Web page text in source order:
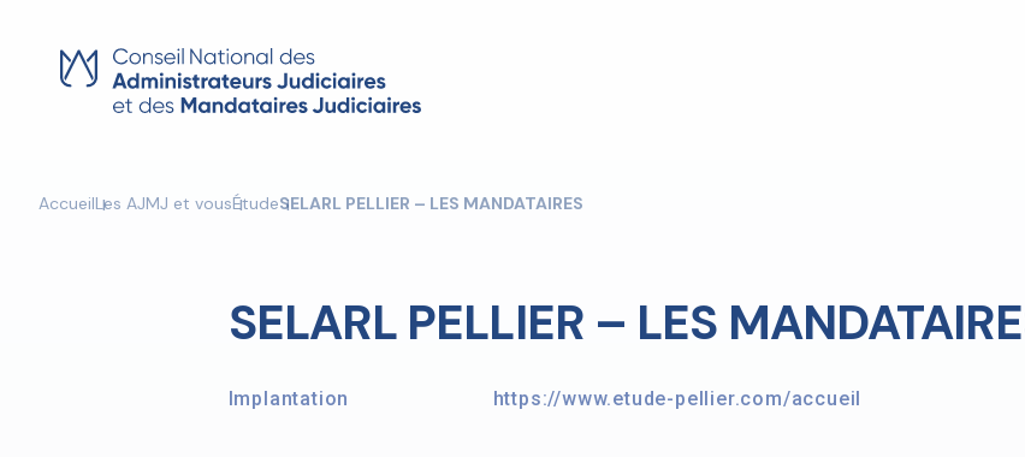
content
AccueilLes AJMJ et vousÉtudeSELARL PELLIER – LES MANDATAIRES
SELARL PELLIER – LES
Implantation https://www.etude-pellier.com/accueil